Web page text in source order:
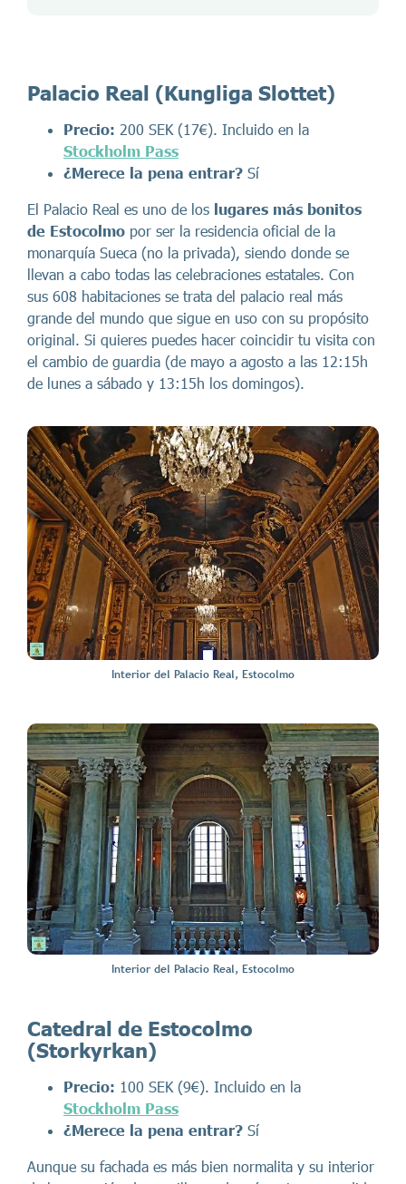
Palacio Real (Kungliga Slottet)
Precio: 200 SEK (17€). Incluido en la
Stockholm Pass
¿Merece la pena entrar? Sí
El Palacio Real es uno de los lugares más bonitos
de Estocolmo por ser la residencia oficial de la
monarquía Sueca (no la privada), siendo donde se
llevan a cabo todas las celebraciones estatales. Con
sus 608 habitaciones se trata del palacio real más
grande del mundo que sigue en uso con su propósito
original. Si quieres puedes hacer coincidir tu visita con
el cambio de guardia (de mayo a agosto a las 12:15h
de lunes a sábado y 13:15h los domingos).
Interior del Palacio Real, Estocolmo
Interior del Palacio Real, Estocolmo
Catedral de Estocolmo
(Storkyrkan)
Precio: 100 SEK (9€). Incluido en la
Stockholm Pass
¿Merece la pena entrar? Sí
Aunque su fachada es más bien normalita y su interior